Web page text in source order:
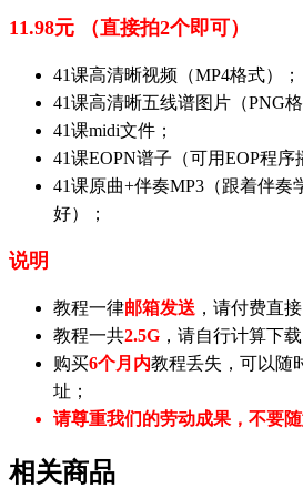
11.98元 （直接拍2个即可）
41课高清晰视频（MP4格式）；
41课高清晰五线谱图片（PNG格
41课midi文件；
41课EOPN谱子（可用EOP程序
41课原曲+伴奏MP3（跟着伴奏
好）；
说明
教程一律邮箱发送 ，请付费直
教程一共2.5G ，请自行计算下载
购买6个月内教程丢失，可以随
址；
请尊重我们的劳动成果，不要随
相关商品